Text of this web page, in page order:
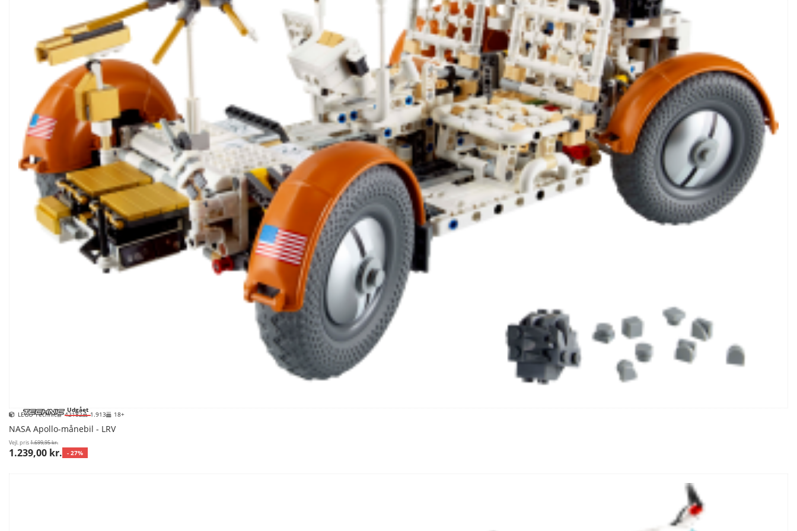
Udgået
LEGO Technic 42182 1.913 18+
NASA Apollo-månebil - LRV
Vejl. pris1.699,95 kr.
1.239,00 kr. - 27%